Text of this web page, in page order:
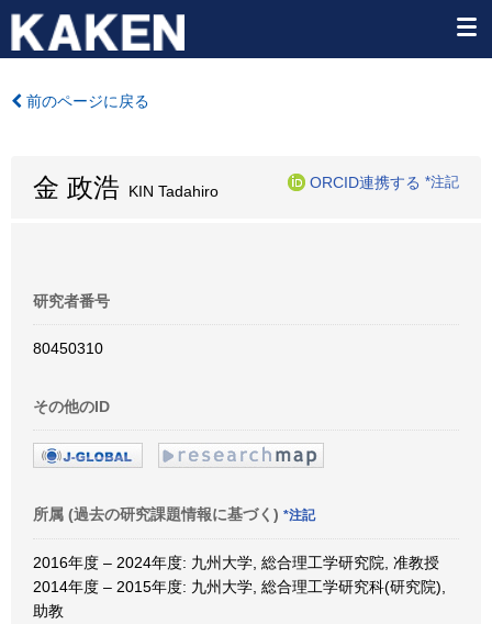
前のページに戻る
金 政浩 KIN Tadahiro
ORCID連携する *注記
研究者番号
80450310
その他のID
所属 (過去の研究課題情報に基づく) *注記
2016年度 – 2024年度: 九州大学, 総合理工学研究院, 准教授
2014年度 – 2015年度: 九州大学, 総合理工学研究科(研究院),
助教